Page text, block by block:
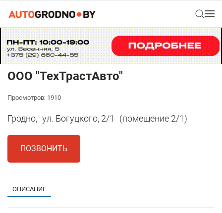
ООО "ТехТрастАвто"
Просмотров: 1910
Гродно, ул. Богуцкого, 2/1 (помещение 2/1)
ПОЗВОНИТЬ
ОПИСАНИЕ